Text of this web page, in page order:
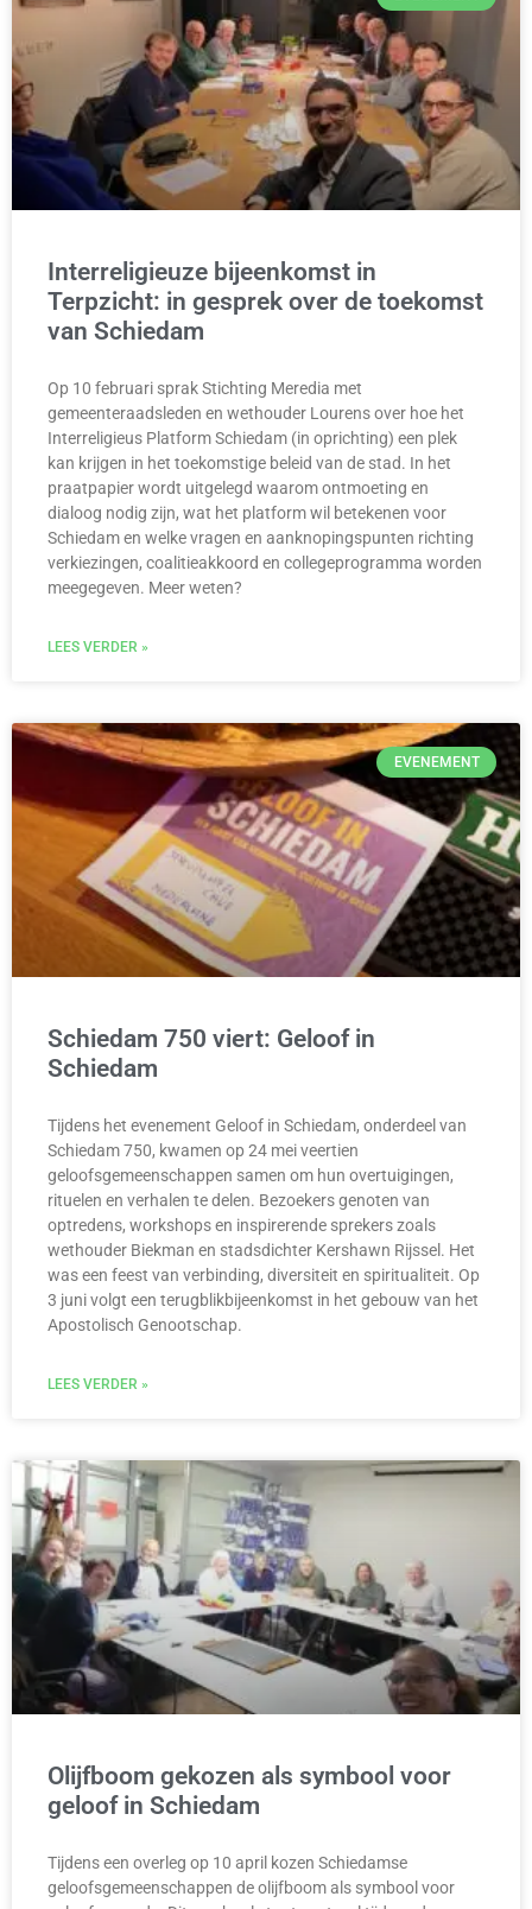
Interreligieuze bijeenkomst in
Terpzicht: in gesprek over de toekomst
van Schiedam
Op 10 februari sprak Stichting Meredia met
gemeenteraadsleden en wethouder Lourens over hoe het
Interreligieus Platform Schiedam (in oprichting) een plek
kan krijgen in het toekomstige beleid van de stad. In het
praatpapier wordt uitgelegd waarom ontmoeting en
dialoog nodig zijn, wat het platform wil betekenen voor
Schiedam en welke vragen en aanknopingspunten richting
verkiezingen, coalitieakkoord en collegeprogramma worden
meegegeven. Meer weten?
LEES VERDER »
EVENEMENT
Schiedam 750 viert: Geloof in
Schiedam
Tijdens het evenement Geloof in Schiedam, onderdeel van
Schiedam 750, kwamen op 24 mei veertien
geloofsgemeenschappen samen om hun overtuigingen,
rituelen en verhalen te delen. Bezoekers genoten van
optredens, workshops en inspirerende sprekers zoals
wethouder Biekman en stadsdichter Kershawn Rijssel. Het
was een feest van verbinding, diversiteit en spiritualiteit. Op
3 juni volgt een terugblikbijeenkomst in het gebouw van het
Apostolisch Genootschap.
LEES VERDER »
Olijfboom gekozen als symbool voor
geloof in Schiedam
Tijdens een overleg op 10 april kozen Schiedamse
geloofsgemeenschappen de olijfboom als symbool voor